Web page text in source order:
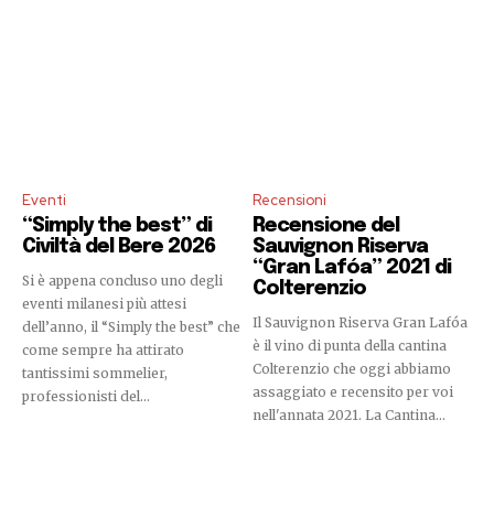
Eventi
“Simply the best” di
Civiltà del Bere 2026
Si è appena concluso uno degli
eventi milanesi più attesi
dell’anno, il “Simply the best” che
come sempre ha attirato
tantissimi sommelier,
professionisti del...
Recensioni
Recensione del
Sauvignon Riserva
“Gran Lafóa” 2021 di
Colterenzio
Il Sauvignon Riserva Gran Lafóa
è il vino di punta della cantina
Colterenzio che oggi abbiamo
assaggiato e recensito per voi
nell'annata 2021. La Cantina...